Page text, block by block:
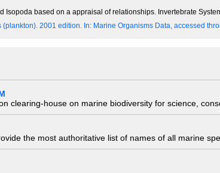
based on a appraisal of relationships. Invertebrate
2001 edition. In: Marine Organisms Data, accessed
clearing-house on marine biodiversity for science,
the most authoritative list of names of all marine